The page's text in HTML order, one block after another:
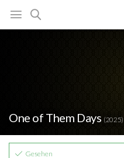
One of Them Days (2025)
Gesehen